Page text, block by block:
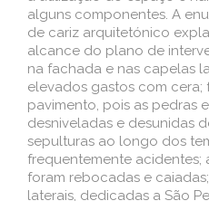
alguns componentes. A
de cariz arquitetónico
alcance do plano de
na fachada e nas capelas
elevados gastos com
pavimento, pois as pedras
desniveladas e desunidas
sepulturas ao longo dos
frequentemente acidentes;
foram rebocadas e
laterais, dedicadas a São